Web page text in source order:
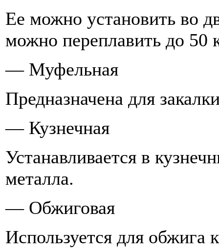
Ее можно установить во
можно переплавить до 50
— Муфельная
Предназначена для
— Кузнечная
Устанавливается в
металла.
— Обжиговая
Используется для обжига